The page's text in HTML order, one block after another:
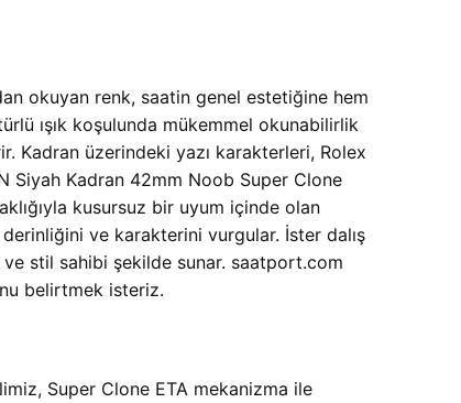
okuyan renk, saatin genel estetiğine hem
ışık koşulunda mükemmel okunabilirlik
Kadran üzerindeki yazı karakterleri, Rolex
Siyah Kadran 42mm Noob Super Clone
kusursuz bir uyum içinde olan
ve karakterini vurgular. İster dalış
stil sahibi şekilde sunar. saatport.com
belirtmek isteriz.
Super Clone ETA mekanizma ile